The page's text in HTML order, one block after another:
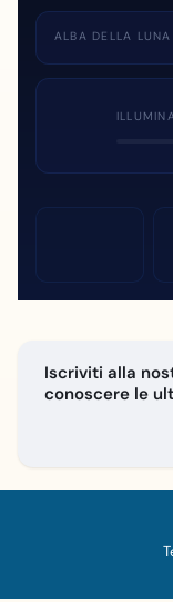
ALBA DELLA LUNA
Iscriviti alla
conoscere le